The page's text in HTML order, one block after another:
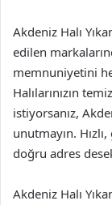
Akdeniz Halı
edilen
memnuniyetini
Halılarınızın
istiyorsanız,
unutmayın.
doğru adres
Akdeniz Halı